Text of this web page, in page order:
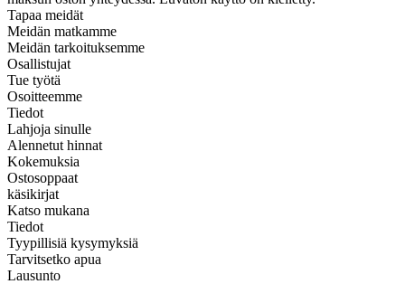
Tapaa meidät
Meidän matkamme
Meidän tarkoituksemme
Osallistujat
Tue työtä
Osoitteemme
Tiedot
Lahjoja sinulle
Alennetut hinnat
Kokemuksia
Ostosoppaat
käsikirjat
Katso mukana
Tiedot
Tyypillisiä kysymyksiä
Tarvitsetko apua
Lausunto